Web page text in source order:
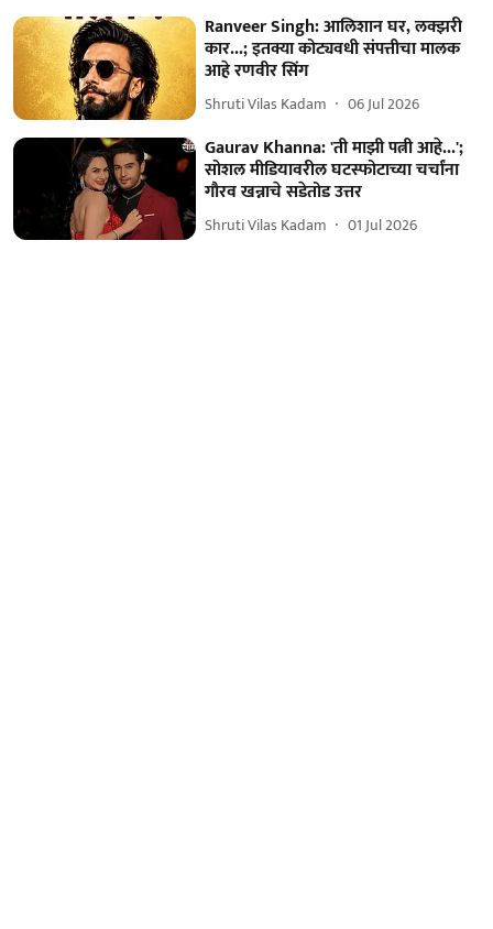
Ranveer Singh: आलिशान घर, लक्झरी
कार...; इतक्या कोट्यवधी संपत्तीचा मालक
आहे रणवीर सिंग
Shruti Vilas Kadam 06 Jul 2026
Gaurav Khanna: 'ती माझी पत्नी आहे...';
सोशल मीडियावरील घटस्फोटाच्या चर्चांना
गौरव खन्नाचे सडेतोड उत्तर
Shruti Vilas Kadam 01 Jul 2026